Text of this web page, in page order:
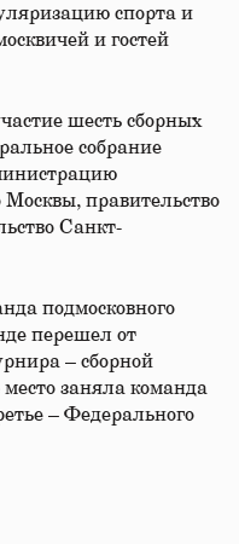
спорта и
и гостей
шесть сборных
собрание
правительство
Санкт-
подмосковного
перешел от
– сборной
заняла команда
– Федерального